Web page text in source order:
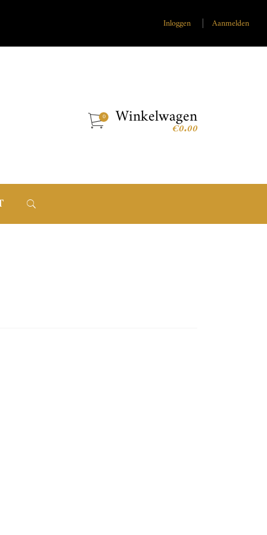
Inloggen Aanmelden
Winkelwagen
€0.00